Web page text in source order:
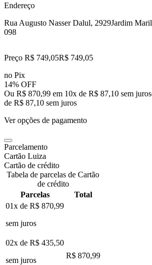
Endereço
Rua Augusto Nasser Dalul, 2929Jardim
098
Preço R$ 749,05R$ 749,05
no Pix
14% OFF
Ou R$ 870,99 em 10x de R$ 87,10 sem juros
de R$ 87,10 sem juros
Ver opções de pagamento
Parcelamento
Cartão Luiza
Cartão de crédito
Tabela de parcelas de Cartão
de crédito
Parcelas
Total
01x de R$ 870,99
sem juros
02x de R$ 435,50
sem juros
R$ 870,99